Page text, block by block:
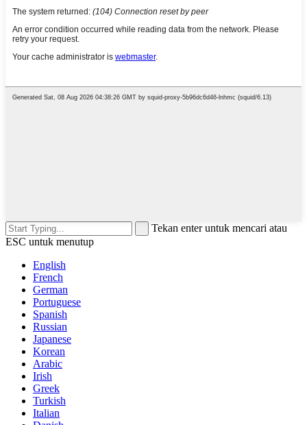
Tekan enter untuk mencari atau
ESC untuk menutup
English
French
German
Portuguese
Spanish
Russian
Japanese
Korean
Arabic
Irish
Greek
Turkish
Italian